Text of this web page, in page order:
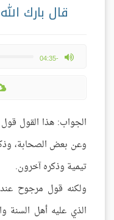
قال بارك
-04:35
max volume
الجواب: هذا القول
وعن بعض الصحابة،
تيمية وذكره آخرون.
ولكنه قول مرجوح
الذي عليه أهل السنة